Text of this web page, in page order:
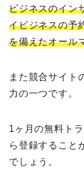
ビジネスのイン
イビジネスの予
を備えたオール
また競合サイト
力の一つです。
1ヶ月の無料ト
ら登録すること
でしょう。